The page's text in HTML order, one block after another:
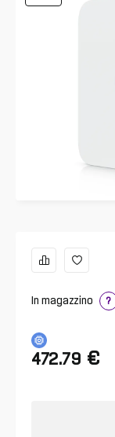
In magazzino ?
472.79 €